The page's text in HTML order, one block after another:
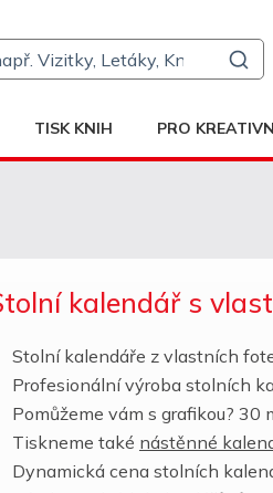
TISK KNIH PRO
kalendář s
Stolní kalendáře z vlastních
Profesionální výroba stolních
Pomůžeme vám s grafikou? 30
Tiskneme také nástěnné
Dynamická cena stolních